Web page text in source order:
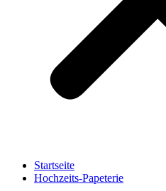
Startseite
Hochzeits-Papeterie